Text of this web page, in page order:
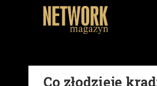
Co złodzieje